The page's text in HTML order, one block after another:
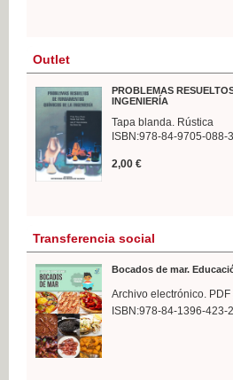
Outlet
PROBLEMAS
INGENIERÍA
Tapa blanda. Rústica
ISBN:978-84-9705-088-3
2,00 €
Transferencia social
Bocados de mar.
Archivo electrónico.
ISBN:978-84-1396-423-2